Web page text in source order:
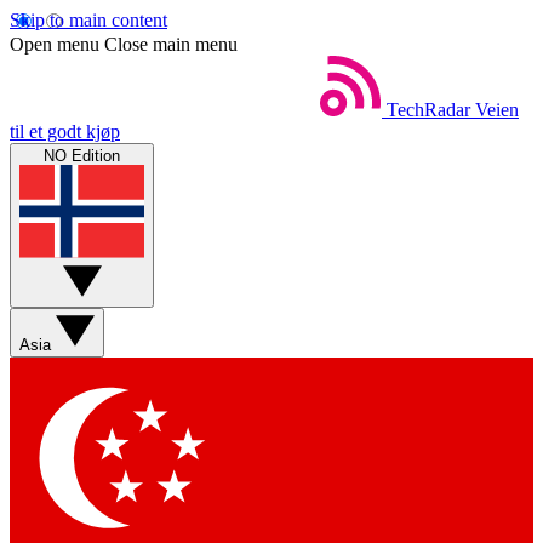
Skip to main content
Open menu Close main menu
TechRadar Veien
til et godt kjøp
NO Edition
Asia